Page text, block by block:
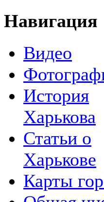
Навигация
Видео
История
Харькова
Статьи о
Харькове
Карты